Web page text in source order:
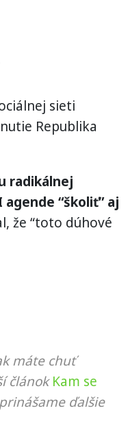
sieti
Republika
radikálnej
“školiť” aj
že “toto dúhové
máte chuť
článok Kam se
ďalšie